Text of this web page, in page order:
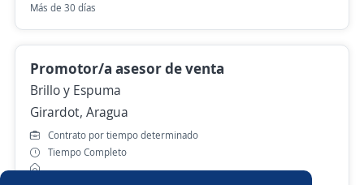
Más de 30 días
Promotor/a asesor de venta
Brillo y Espuma
Girardot, Aragua
Contrato por tiempo determinado
Tiempo Completo